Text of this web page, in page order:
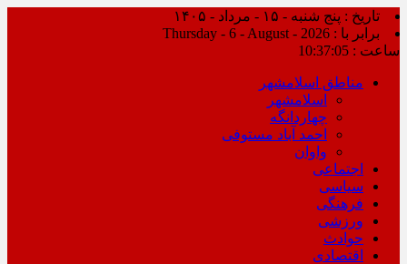
تاریخ : پنج شنبه - ۱۵ - مرداد - ۱۴۰۵
برابر با : Thursday - 6 - August - 2026
ساعت : 10:37:06
مناطق اسلامشهر
اسلامشهر
چهاردانگه
احمد آباد مستوفی
واوان
اجتماعی
سیاسی
فرهنگی
ورزشی
حوادث
اقتصادی